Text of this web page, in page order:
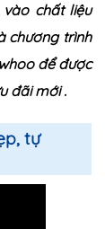
chất liệu
chương trình
để được
đãi mới .
tự